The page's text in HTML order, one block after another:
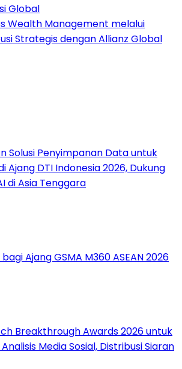
Global
Wealth Management melalui
Strategis dengan Allianz Global
Solusi Penyimpanan Data untuk
Ajang DTI Indonesia 2026, Dukung
di Asia Tenggara
Ajang GSMA M360 ASEAN 2026
Breakthrough Awards 2026 untuk
Media Sosial, Distribusi Siaran